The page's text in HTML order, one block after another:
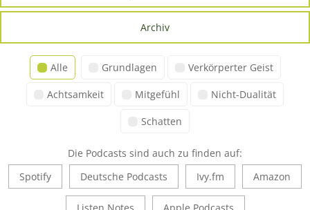
Archiv
Alle Grundlagen Verkörperter Geist
Achtsamkeit Mitgefühl Nicht-Dualität
Schatten
Die Podcasts sind auch zu finden auf:
Spotify
Deutsche Podcasts Ivy.fm Amazon